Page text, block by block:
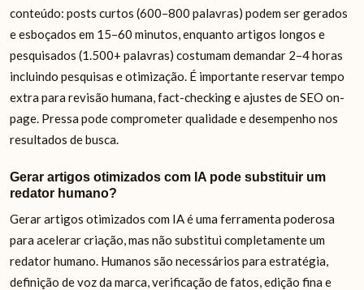
conteúdo: posts curtos (600–800 palavras) podem ser gerados
e esboçados em 15–60 minutos, enquanto artigos longos e
pesquisados (1.500+ palavras) costumam demandar 2–4 horas
incluindo pesquisas e otimização. É importante reservar tempo
extra para revisão humana, fact-checking e ajustes de SEO on-
page. Pressa pode comprometer qualidade e desempenho nos
resultados de busca.
Gerar artigos otimizados com IA pode substituir um
redator humano?
Gerar artigos otimizados com IA é uma ferramenta poderosa
para acelerar criação, mas não substitui completamente um
redator humano. Humanos são necessários para estratégia,
definição de voz da marca, verificação de fatos, edição fina e